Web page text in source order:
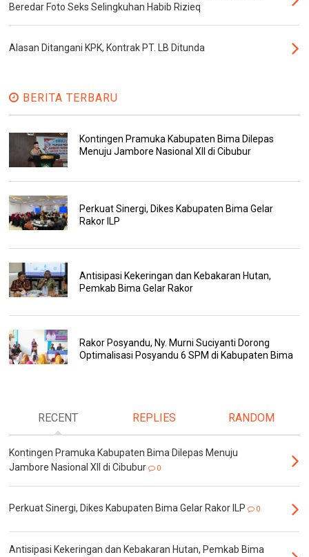
Beredar Foto Seks Selingkuhan Habib Rizieq
Alasan Ditangani KPK, Kontrak PT. LB Ditunda
BERITA TERBARU
Kontingen Pramuka Kabupaten Bima Dilepas
Menuju Jambore Nasional XII di Cibubur
Perkuat Sinergi, Dikes Kabupaten Bima Gelar
Rakor ILP
Antisipasi Kekeringan dan Kebakaran Hutan,
Pemkab Bima Gelar Rakor
Rakor Posyandu, Ny. Murni Suciyanti Dorong
Optimalisasi Posyandu 6 SPM di Kabupaten Bima
RECENT REPLIES RANDOM
Kontingen Pramuka Kabupaten Bima Dilepas Menuju
Jambore Nasional XII di Cibubur
0
Perkuat Sinergi, Dikes Kabupaten Bima Gelar Rakor ILP 0
Antisipasi Kekeringan dan Kebakaran Hutan, Pemkab Bima